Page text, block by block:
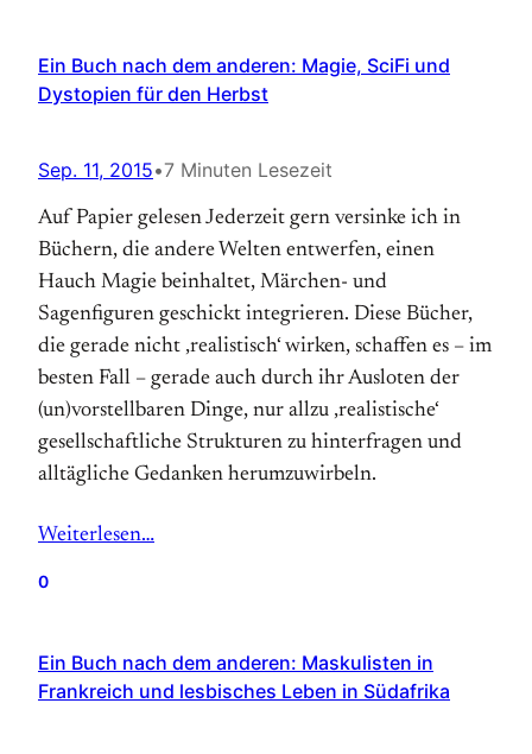
Ein Buch nach dem anderen: Magie, SciFi und
Dystopien für den Herbst
Sep. 11, 2015•7 Minuten Lesezeit
Auf Papier gelesen Jederzeit gern versinke ich in
Büchern, die andere Welten entwerfen, einen
Hauch Magie beinhaltet, Märchen- und
Sagenfiguren geschickt integrieren. Diese Bücher,
die gerade nicht ‚realistisch‘ wirken, schaffen es – im
besten Fall – gerade auch durch ihr Ausloten der
(un)vorstellbaren Dinge, nur allzu ‚realistische‘
gesellschaftliche Strukturen zu hinterfragen und
alltägliche Gedanken herumzuwirbeln.
Weiterlesen…
0
Ein Buch nach dem anderen: Maskulisten in
Frankreich und lesbisches Leben in Südafrika